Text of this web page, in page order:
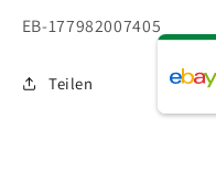
SKU:
EB-177982007405
Teilen